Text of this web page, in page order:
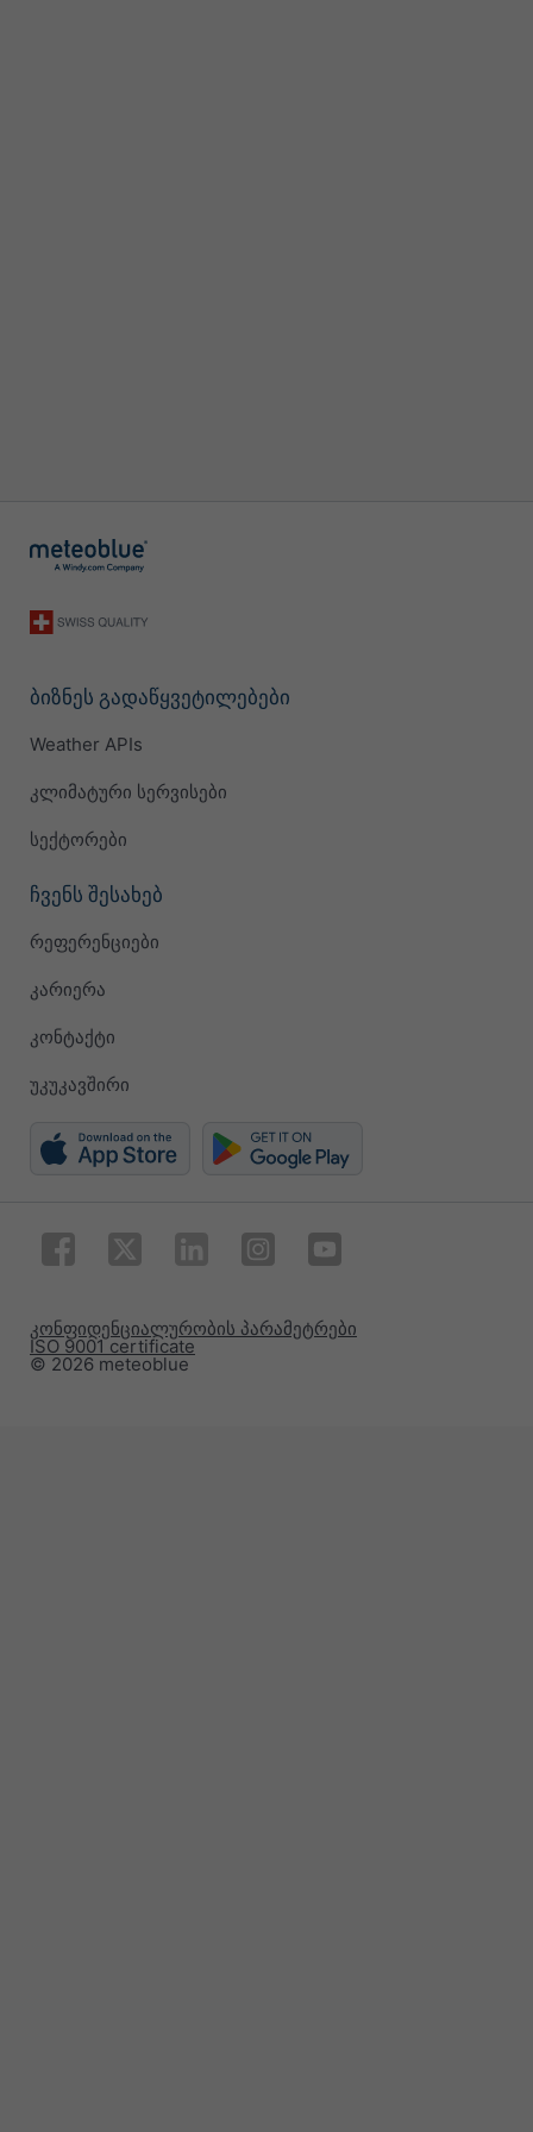
ბიზნეს გადაწყვეტილებები
Weather APIs
კლიმატური სერვისები
სექტორები
ჩვენს შესახებ
რეფერენციები
კარიერა
კონტაქტი
უკუკავშირი
© 2026 meteoblue
ISO 9001 certificate
კონფიდენციალურობის პარამეტრები